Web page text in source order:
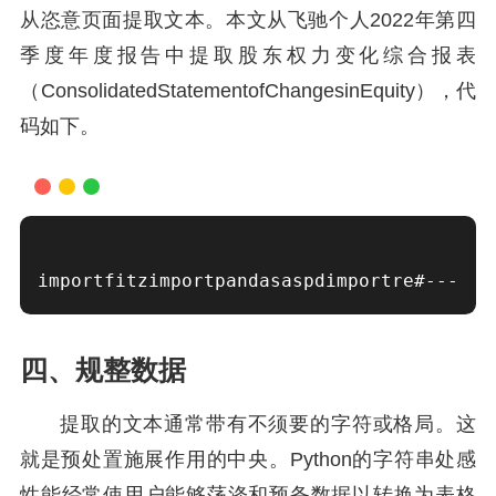
从恣意页面提取文本。本文从飞驰个人2022年第四
季度年度报告中提取股东权力变化综合报表
（ConsolidatedStatementofChangesinEquity），代
码如下。
importfitzimportpandasaspdimportre#---PDF
四、规整数据
提取的文本通常带有不须要的字符或格局。这
就是预处置施展作用的中央。Python的字符串处感